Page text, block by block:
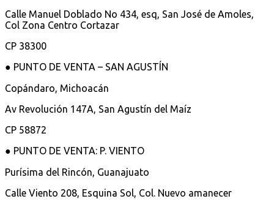
Calle Manuel Doblado No 434, esq, San José de Amoles,
Col Zona Centro Cortazar
CP 38300
● PUNTO DE VENTA – SAN AGUSTÍN
Copándaro, Michoacán
Av Revolución 147A, San Agustín del Maíz
CP 58872
● PUNTO DE VENTA: P. VIENTO
Purísima del Rincón, Guanajuato
Calle Viento 208, Esquina Sol, Col. Nuevo amanecer